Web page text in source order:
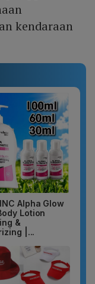
kendaraan
Alpha Glow
Lotion
&
|...